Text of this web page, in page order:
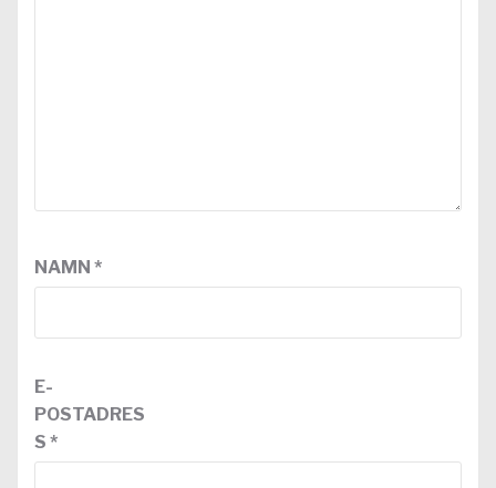
NAMN *
E-
POSTADRES
S *